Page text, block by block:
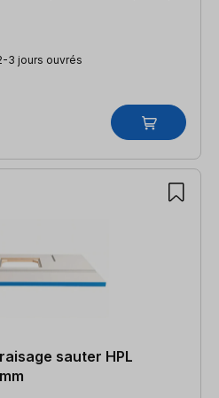
3 jours ouvrés
sauter HPL